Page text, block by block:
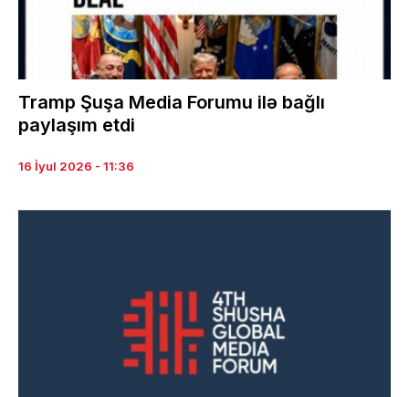
Tramp Şuşa Media Forumu ilə bağlı
paylaşım etdi
16 İyul 2026 - 11:36